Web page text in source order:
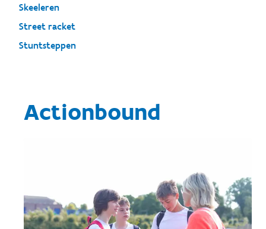
Skeeleren
Street racket
Stuntsteppen
Actionbound